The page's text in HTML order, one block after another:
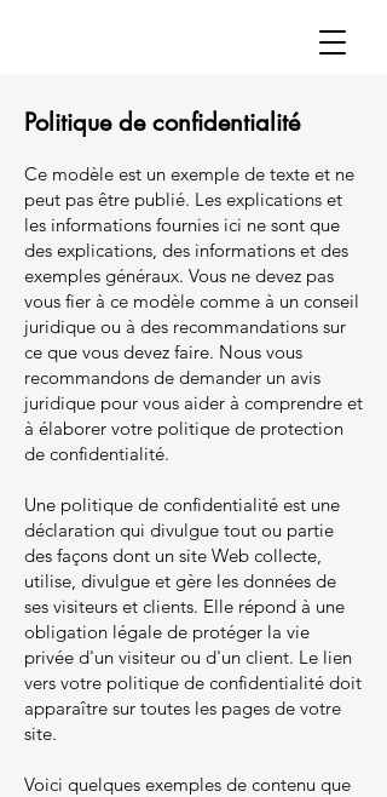
Politique de confidentialité
Ce modèle est un exemple de texte et ne
peut pas être publié. Les explications et
les informations fournies ici ne sont que
des explications, des informations et des
exemples généraux. Vous ne devez pas
vous fier à ce modèle comme à un conseil
juridique ou à des recommandations sur
ce que vous devez faire. Nous vous
recommandons de demander un avis
juridique pour vous aider à comprendre et
à élaborer votre politique de protection
de confidentialité.
Une politique de confidentialité est une
déclaration qui divulgue tout ou partie
des façons dont un site Web collecte,
utilise, divulgue et gère les données de
ses visiteurs et clients. Elle répond à une
obligation légale de protéger la vie
privée d'un visiteur ou d'un client. Le lien
vers votre politique de confidentialité doit
apparaître sur toutes les pages de votre
site.
Voici quelques exemples de contenu que